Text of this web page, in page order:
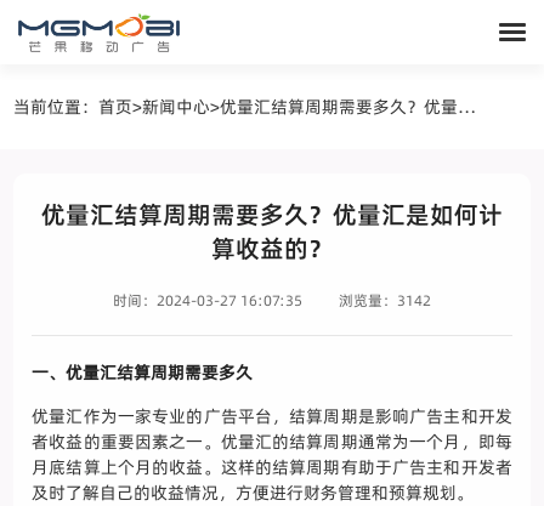
当前位置：首页>新闻中心> 优量汇结算周期需要多久？优量汇是如何计算收益的？
优量汇结算周期需要多久？优量汇是如何计
算收益的？
时间：2024-03-27 16:07:35 浏览量：3142
一、优量汇结算周期需要多久
优量汇作为一家专业的广告平台，结算周期是影响广告主和开发
者收益的重要因素之一。优量汇的结算周期通常为一个月，即每
月底结算上个月的收益。这样的结算周期有助于广告主和开发者
及时了解自己的收益情况，方便进行财务管理和预算规划。